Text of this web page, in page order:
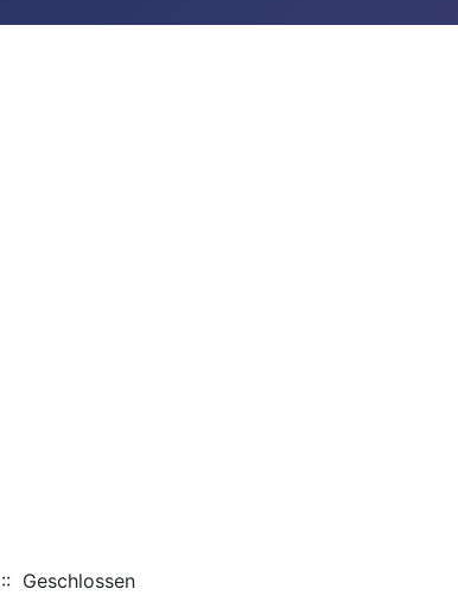
:: Geschlossen